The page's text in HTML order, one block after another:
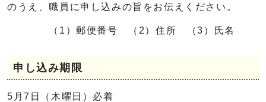
のうえ、職員に申し込みの旨をお伝えください。
（1）郵便番号 （2）住所 （3）氏名
申し込み期限
5月7日（木曜日）必着